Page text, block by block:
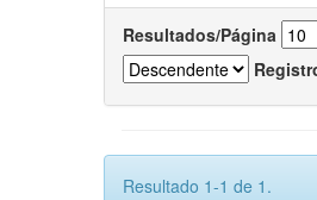
Resultados/Página
Resultado 1-1 de 1.